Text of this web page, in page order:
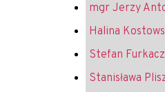
mgr Jerzy
Halina
Stefan Furkacz
Stanisława